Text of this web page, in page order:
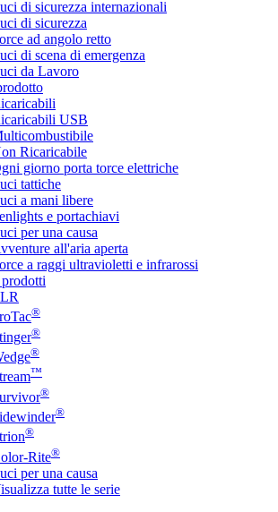
di sicurezza internazionali
di sicurezza
ad angolo retto
di scena di emergenza
da Lavoro
USB
Ricaricabile
giorno porta torce elettriche
tattiche
a mani libere
e portachiavi
per una causa
all'aria aperta
a raggi ultravioletti e infrarossi
®
®
®
™
®
®
®
Rite®
per una causa
tutte le serie